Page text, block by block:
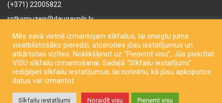
(+371) 22005822
rotkomuzejs@daugavpils.lv
Mihaila iela 3, Daugavpils,
LV-5401, Latvija
Mēs savā vietnē izmantojam sīkfailus, lai sniegtu jums
visatbilstošāko pieredzi, atceroties jūsu iestatījumus un
atkārtotas vizītes. Noklikšķinot uz “Pieņemt visu”, Jūs piekrītat
VISU sīkfailu izmantošanai. Sadaļā “Sīkfailu iestatījumi”
rediģējiet sīkfailu iestatījumus, lai noteiktu, kā jūsu apkopotos
datus var izmantot.
Sīkfailu iestatījumi Noraidīt visu Pieņemt visu